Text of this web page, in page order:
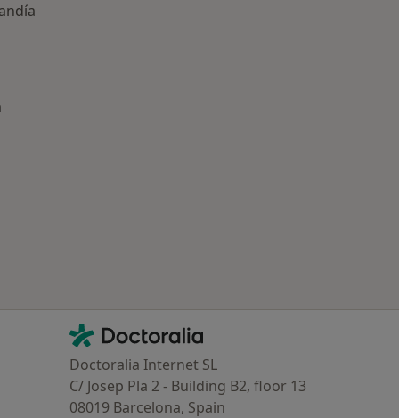
Contacto
Doctoralia - Página de inicio
Doctoralia Internet SL
C/ Josep Pla 2 - Building B2, floor 13
08019 Barcelona, Spain